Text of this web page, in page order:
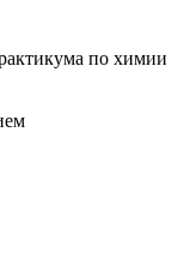
по химии